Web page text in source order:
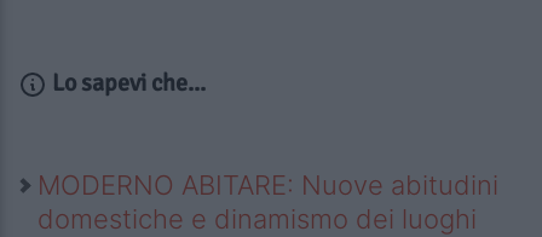
Lo sapevi che...
MODERNO ABITARE: Nuove abitudini
domestiche e dinamismo dei luoghi